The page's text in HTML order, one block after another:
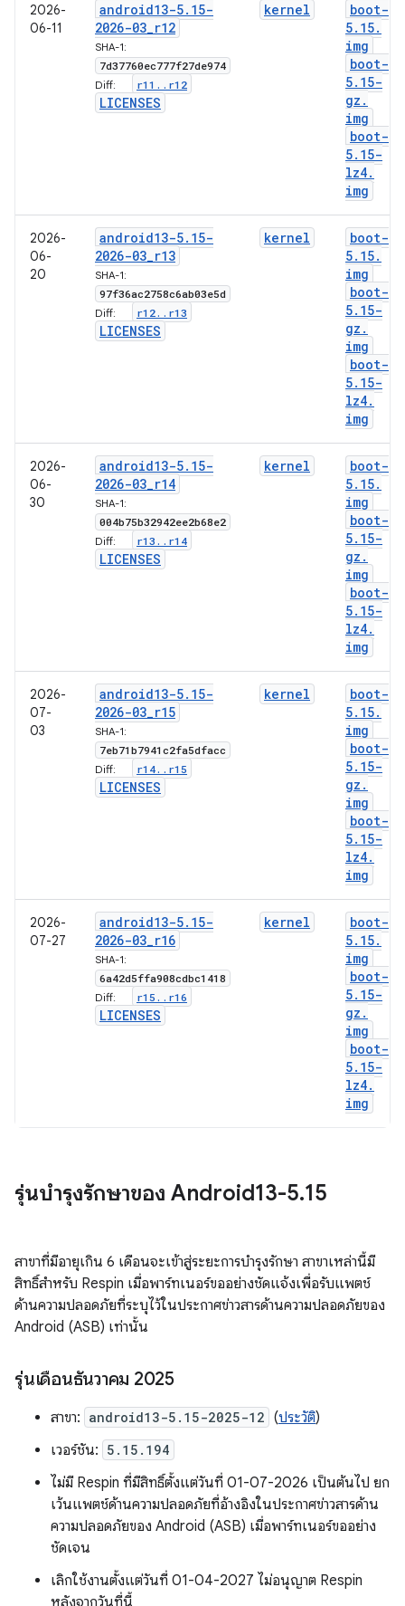
2026-
06-11
android13-5. 15-
2026-03_r12
SHA-1:
7d37760ec777f27de974
Diff: r11 . . r12
LICENSES
kernel
boot-
5. 15.
img
boot-
5. 15-
gz .
img
boot-
5. 15-
lz4.
img
2026-
06-
20
android13-5. 15-
2026-03_r13
SHA-1:
97f36ac2758c6ab03e5d
Diff: r12. . r13
LICENSES
kernel
boot-
5. 15.
img
boot-
5. 15-
gz .
img
boot-
5. 15-
lz4.
img
2026-
06-
30
android13-5. 15-
2026-03_r14
SHA-1:
004b75b32942ee2b68e2
Diff: r13 . . r14
LICENSES
kernel
boot-
5. 15.
img
boot-
5. 15-
gz .
img
boot-
5. 15-
lz4.
img
2026-
07-
03
android13-5. 15-
2026-03_r15
SHA-1:
7eb71b7941c2fa5dfacc
Diff: r14. . r15
LICENSES
kernel
boot-
5. 15.
img
boot-
5. 15-
gz .
img
boot-
5. 15-
lz4.
img
2026-
07-27
android13-5. 15-
2026-03_r16
SHA-1:
6a42d5ffa908cdbc1418
Diff: r15 . . r16
LICENSES
kernel
boot-
5. 15.
img
boot-
5. 15-
gz .
img
boot-
5. 15-
lz4.
img
รุ่นบำรุงรักษาของ Android13-5.15
สาขาที่มีอายุเกิน 6 เดือนจะเข้าสู่ระยะการบำรุงรักษา สาขาเหล่านี้มี
สิทธิ์สำหรับ Respin เมื่อพาร์ทเนอร์ขออย่างชัดแจ้งเพื่อรับแพตช์
ด้านความปลอดภัยที่ระบุไว้ในประกาศข่าวสารด้านความปลอดภัยของ
Android (ASB) เท่านั้น
รุ่นเดือนธันวาคม 2025
สาขา: android13-5.15-2025-12 (ประวัติ)
เวอร์ชัน: 5.15.194
ไม่มี Respin ที่มีสิทธิ์ตั้งแต่วันที่ 01-07-2026 เป็นต้นไป ยก
เว้นแพตช์ด้านความปลอดภัยที่อ้างอิงในประกาศข่าวสารด้าน
ความปลอดภัยของ Android (ASB) เมื่อพาร์ทเนอร์ขออย่าง
ชัดเจน
เลิกใช้งานตั้งแต่วันที่ 01-04-2027 ไม่อนุญาต Respin
หลังจากวันที่นี้